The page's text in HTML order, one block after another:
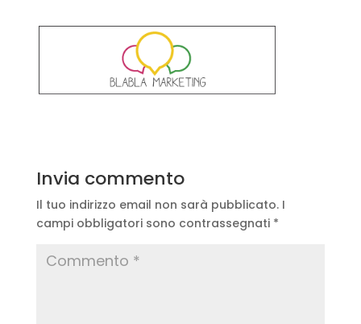
Invia commento
Il tuo indirizzo email non sarà pubblicato. I
campi obbligatori sono contrassegnati *